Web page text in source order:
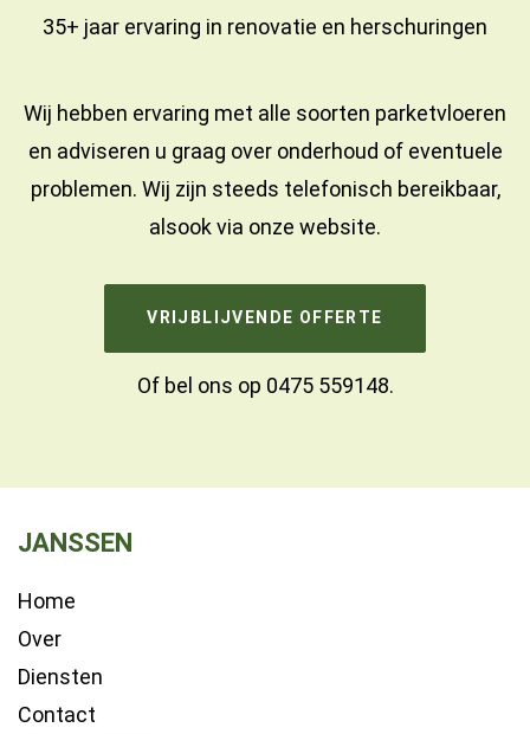
35+ jaar ervaring in renovatie en herschuringen
Wij hebben ervaring met alle soorten parketvloeren
en adviseren u graag over onderhoud of eventuele
problemen. Wij zijn steeds telefonisch bereikbaar,
alsook via onze website.
VRIJBLIJVENDE OFFERTE
Of bel ons op 0475 559148.
JANSSEN
Home
Over
Diensten
Contact